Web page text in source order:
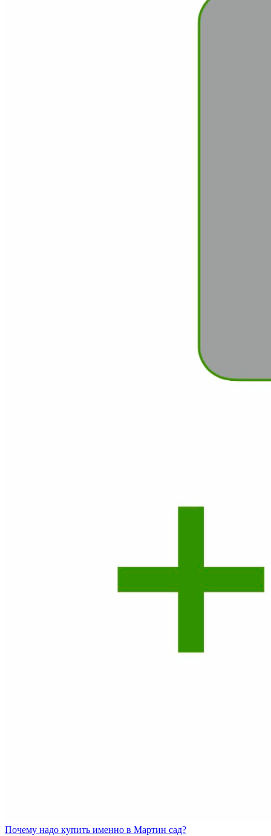
Почему надо купить именно в Мартин сад?